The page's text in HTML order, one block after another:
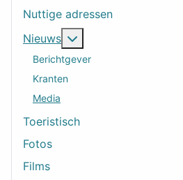
Nuttige adressen
Nieuws
Berichtgever
Kranten
Media
Toeristisch
Fotos
Films